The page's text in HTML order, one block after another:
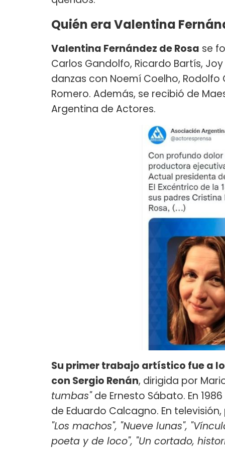
Quién era Valentina
Valentina Fernández de Rosa se
Carlos Gandolfo, Ricardo Bartís,
danzas con Noemí Coelho, Rodolfo
Romero. Además, se recibió de
Argentina de Actores.
Su primer trabajo artístico fue a
con Sergio Renán, dirigida por
tumbas"de Ernesto Sábato. En
de Eduardo Calcagno. En
"Los machos", "Nueve lunas",
poeta y de loco", "Un cortado,